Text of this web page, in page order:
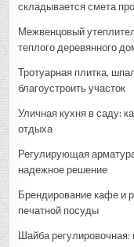
складывается смета
Межвенцовый
теплого деревянного
Тротуарная плитка,
благоустроить участок
Уличная кухня в саду:
отдыха
Регулирующая
надежное решение
Брендирование кафе и
печатной посуды
Шайба